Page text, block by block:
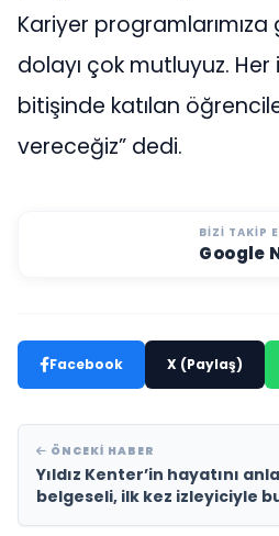
Kariyer
dolayı çok mutluyuz. Her
bitişinde katılan
vereceğiz” dedi.
BIZI TAKIP
Google
Facebook X (Paylaş)
ÖNCEKI HABER
Yıldız Kenter’in hayatını
belgeseli, ilk kez izleyiciyle